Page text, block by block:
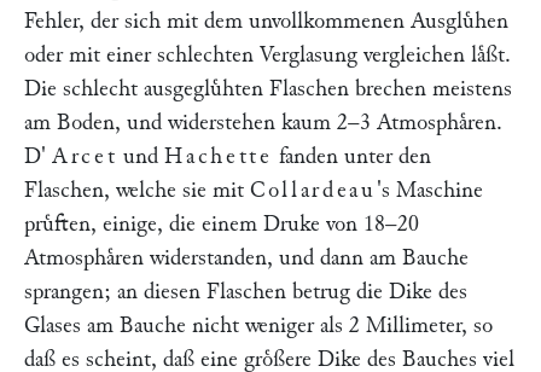
Fehler, der sich mit dem unvollkommenen Ausgluͤhen
oder mit einer schlechten Verglasung vergleichen laͤßt.
Die schlecht ausgegluͤhten Flaschen brechen meistens
am Boden, und widerstehen kaum 2–3 Atmosphaͤren.
D' Arcet undHachette fanden unter den
Flaschen, welche sie mit Collardeau 's Maschine
pruͤften, einige, die einem Druke von 18–20
Atmosphaͤren widerstanden, und dann am Bauche
sprangen; an diesen Flaschen betrug die Dike des
Glases am Bauche nicht weniger als 2 Millimeter, so
daß es scheint, daß eine groͤßere Dike des Bauches viel